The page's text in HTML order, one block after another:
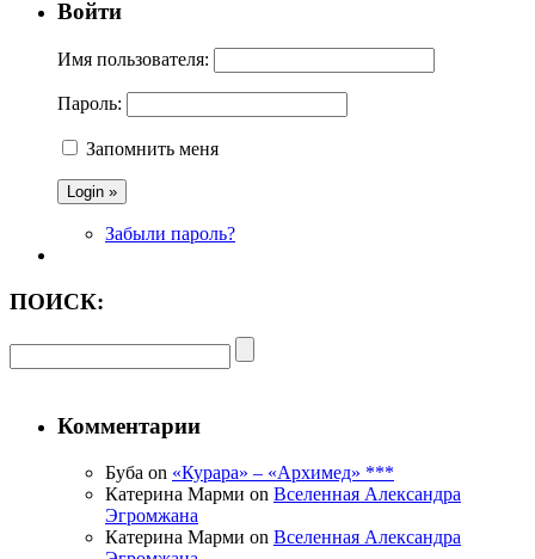
Войти
Имя пользователя:
Пароль:
Запомнить меня
Забыли пароль?
ПОИСК:
Комментарии
Буба on «Курара» – «Архимед» ***
Катерина Марми on Вселенная Александра
Эгромжана
Катерина Марми on Вселенная Александра